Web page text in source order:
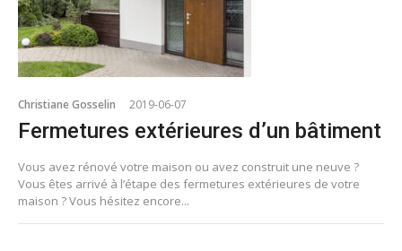
Christiane Gosselin 2019-06-07
Fermetures extérieures d’un bâtiment
Vous avez rénové votre maison ou avez construit une neuve ?
Vous êtes arrivé à l’étape des fermetures extérieures de votre
maison ? Vous hésitez encore...